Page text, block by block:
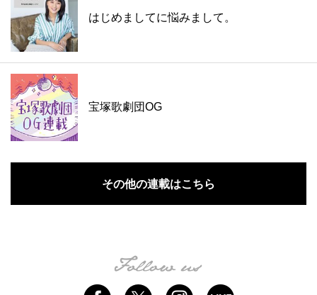
はじめましてに悩みまして。
宝塚歌劇団OG
その他の連載はこちら